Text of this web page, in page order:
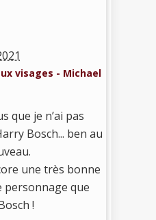
visages - Michael
que je n’ai pas
Bosch... ben au
une très bonne
personnage que
!